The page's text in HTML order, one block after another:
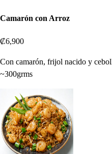
Camarón con Arroz
₡6,900
Con camarón, frijol nacido y
~300grms